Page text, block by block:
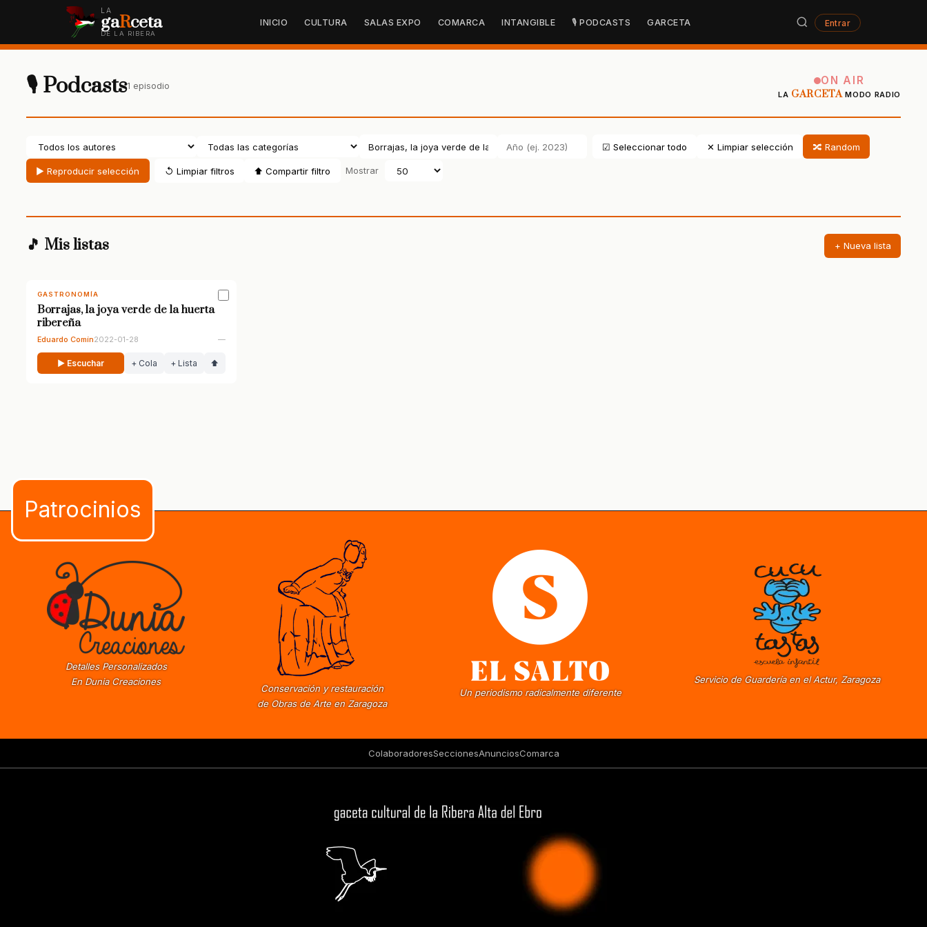
LA
gaRceta
DE LA RIBERA
INICIO CULTURA SALAS EXPO COMARCA INTANGIBLE 🎙 PODCASTS GARCETA Entrar
🎙 Podcasts1 episodio ON AIR
LA GARCETAMODO RADIO
☑ Seleccionar todo ✕ Limpiar selección 🔀 Random
▶ Reproducir selección ↺ Limpiar filtros ⬆ Compartir filtro Mostrar
🎵 Mis listas + Nueva lista
GASTRONOMÍA
Borrajas, la joya verde de la huerta
ribereña
Eduardo Comín2022-01-28 —
▶ Escuchar + Cola + Lista ⬆
Detalles Personalizados
En Dunia Creaciones
Conservación y restauración
de Obras de Arte en Zaragoza
Un periodismo radicalmente diferente
Servicio de Guardería en el Actur, Zaragoza
ColaboradoresSeccionesAnunciosComarca